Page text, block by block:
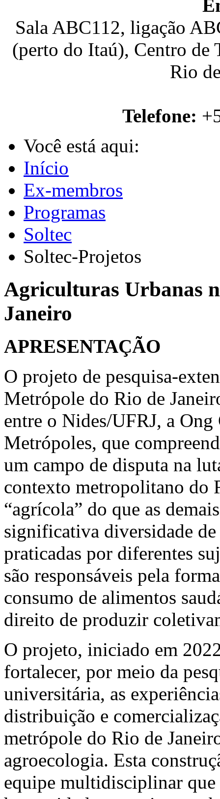
Sala ABC112, ligação
(perto do Itaú), Centro de
Rio
Telefone:
Você está aqui:
Início
Ex-membros
Programas
Soltec
Soltec-Projetos
Agriculturas Urbanas
Janeiro
APRESENTAÇÃO
O projeto de pesquisa-
Metrópole do Rio de
entre o Nides/UFRJ, a
Metrópoles, que
um campo de disputa na
contexto metropolitano do
“agrícola” do que as
significativa diversidade
praticadas por diferentes
são responsáveis pela
consumo de alimentos
direito de produzir
O projeto, iniciado em
fortalecer, por meio da
universitária, as
distribuição e
metrópole do Rio de
agroecologia. Esta
equipe multidisciplinar